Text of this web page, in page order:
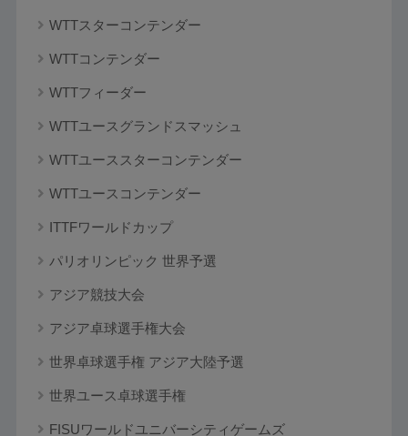
WTTスターコンテンダー
WTTコンテンダー
WTTフィーダー
WTTユースグランドスマッシュ
WTTユーススターコンテンダー
WTTユースコンテンダー
ITTFワールドカップ
パリオリンピック 世界予選
アジア競技大会
アジア卓球選手権大会
世界卓球選手権 アジア大陸予選
世界ユース卓球選手権
FISUワールドユニバーシティゲームズ